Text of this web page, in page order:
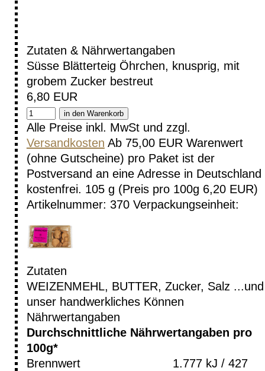
Zutaten & Nährwertangaben
Süsse Blätterteig Öhrchen, knusprig, mit
grobem Zucker bestreut
6,80 EUR
Alle Preise inkl. MwSt und zzgl.
Versandkosten Ab 75,00 EUR Warenwert
(ohne Gutscheine) pro Paket ist der
Postversand an eine Adresse in Deutschland
kostenfrei. 105 g (Preis pro 100g 6,20 EUR)
Artikelnummer: 370 Verpackungseinheit:
Zutaten
WEIZENMEHL, BUTTER, Zucker, Salz ...und
unser handwerkliches Können
Nährwertangaben
Durchschnittliche Nährwertangaben pro
100g*
Brennwert
1.777 kJ / 427